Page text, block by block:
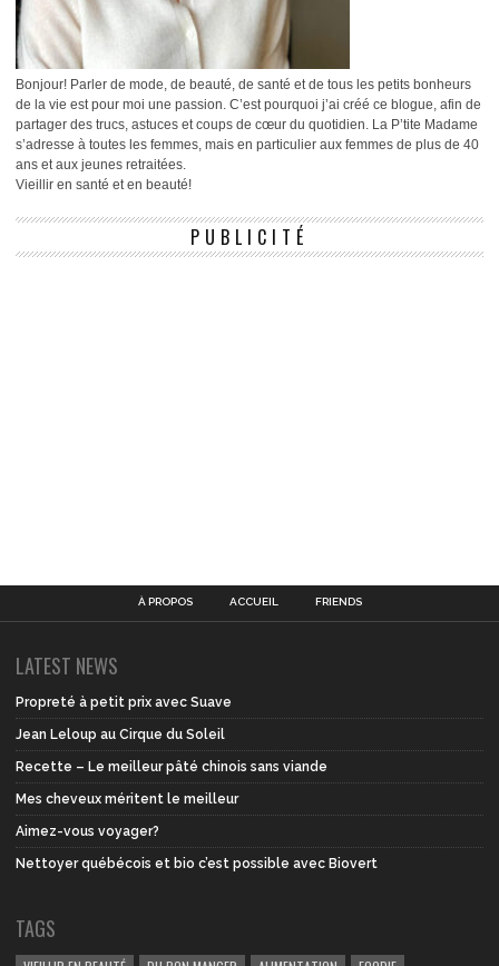
Bonjour! Parler de mode, de beauté, de santé et de tous les petits bonheurs
de la vie est pour moi une passion. C’est pourquoi j’ai créé ce blogue, afin de
partager des trucs, astuces et coups de cœur du quotidien. La P’tite Madame
s’adresse à toutes les femmes, mais en particulier aux femmes de plus de 40
ans et aux jeunes retraitées.
Vieillir en santé et en beauté!
PUBLICITÉ
À PROPOS ACCUEIL FRIENDS
LATEST NEWS
Propreté à petit prix avec Suave
Jean Leloup au Cirque du Soleil
Recette – Le meilleur pâté chinois sans viande
Mes cheveux méritent le meilleur
Aimez-vous voyager?
Nettoyer québécois et bio c’est possible avec Biovert
TAGS